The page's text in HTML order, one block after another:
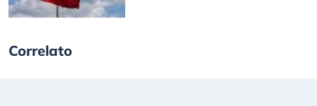
Correlato